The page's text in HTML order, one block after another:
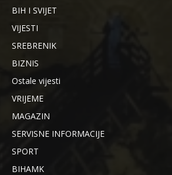
BIH I SVIJET
VIJESTI
SREBRENIK
BIZNIS
Ostale vijesti
VRIJEME
MAGAZIN
SERVISNE INFORMACIJE
SPORT
BIHAMK